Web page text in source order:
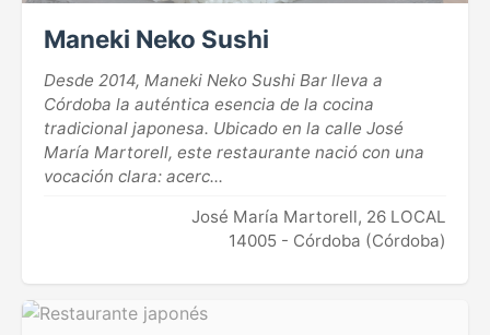
Maneki Neko Sushi
Desde 2014, Maneki Neko Sushi Bar lleva a
Córdoba la auténtica esencia de la cocina
tradicional japonesa. Ubicado en la calle José
María Martorell, este restaurante nació con una
vocación clara: acerc...
José María Martorell, 26 LOCAL
14005 - Córdoba (Córdoba)